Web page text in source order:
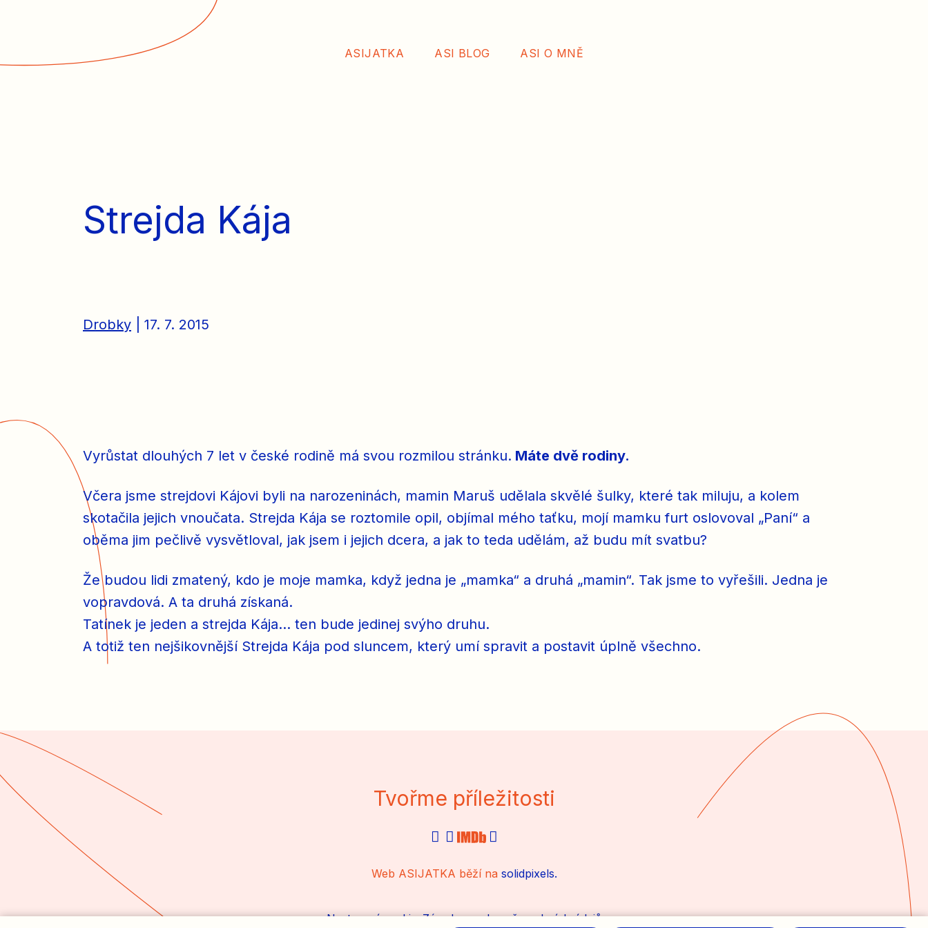
ASIJATKA ASI BLOG ASI O MNĚ
Strejda Kája
Drobky | 17. 7. 2015
Vyrůstat dlouhých 7 let v české rodině má svou rozmilou stránku. Máte dvě rodiny.
Včera jsme strejdovi Kájovi byli na narozeninách, mamin Maruš udělala skvělé šulky, které tak miluju, a kolem
skotačila jejich vnoučata. Strejda Kája se roztomile opil, objímal mého taťku, mojí mamku furt oslovoval „Paní“ a
oběma jim pečlivě vysvětloval, jak jsem i jejich dcera, a jak to teda udělám, až budu mít svatbu?
Že budou lidi zmatený, kdo je moje mamka, když jedna je „mamka“ a druhá „mamin“. Tak jsme to vyřešili. Jedna je
vopravdová. A ta druhá získaná.
Tatínek je jeden a strejda Kája… ten bude jedinej svýho druhu.
A totiž ten nejšikovnější Strejda Kája pod sluncem, který umí spravit a postavit úplně všechno.
Tvořme příležitosti
Web ASIJATKA běží na solidpixels.
Nastavení cookiesZásady o ochraně osobních údajů